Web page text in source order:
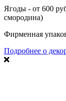
Ягоды - от 600
смородина)
Фирменная
Подробнее о